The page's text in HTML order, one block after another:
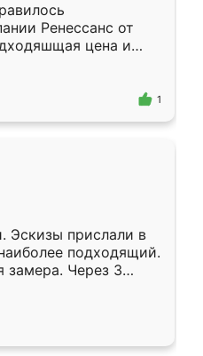
Ренессанс от
цена и
Приехавший
Владислав
самый
1
Эскизы прислали в
подходящий.
замера. Через 3
готова. Остались
Ренессанс
работу!